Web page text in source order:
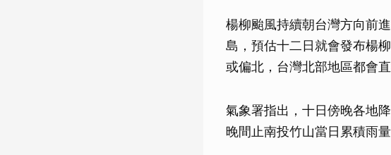
楊柳颱風持續朝台灣方向前
島，預估十二日就會發布楊
或偏北，台灣北部地區都會直
氣象署指出，十日傍晚各地
晚間止南投竹山當日累積雨